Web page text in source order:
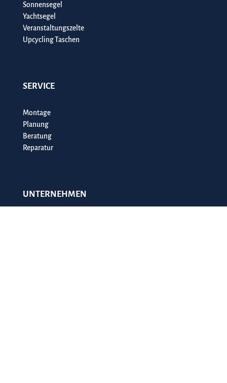
Sonnensegel
Yachtsegel
Veranstaltungszelte
Upcycling Taschen
SERVICE
Montage
Planung
Beratung
Reparatur
UNTERNEHMEN